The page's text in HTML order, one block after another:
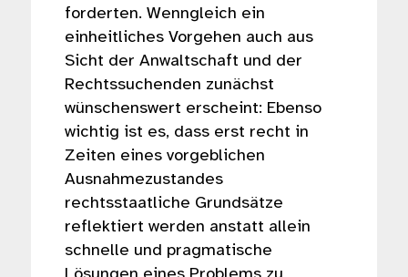
forderten. Wenngleich ein
einheitliches Vorgehen auch aus
Sicht der Anwaltschaft und der
Rechtssuchenden zunächst
wünschenswert erscheint: Ebenso
wichtig ist es, dass erst recht in
Zeiten eines vorgeblichen
Ausnahmezustandes
rechtsstaatliche Grundsätze
reflektiert werden anstatt allein
schnelle und pragmatische